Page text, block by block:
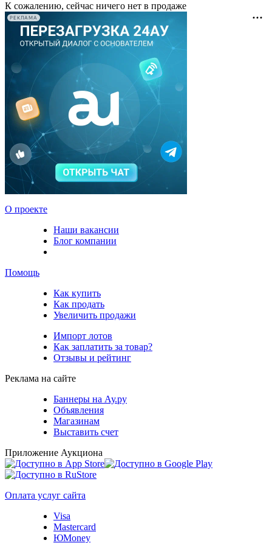
К сожалению, сейчас ничего нет в продаже
РЕКЛАМА
О проекте
Наши вакансии
Блог компании
Помощь
Как купить
Как продать
Увеличить продажи
Импорт лотов
Как заплатить за товар?
Отзывы и рейтинг
Реклама на сайте
Баннеры на Ау.ру
Объявления
Магазинам
Выставить счет
Приложение Аукциона
Оплата услуг сайта
Visa
Mastercard
ЮMoney